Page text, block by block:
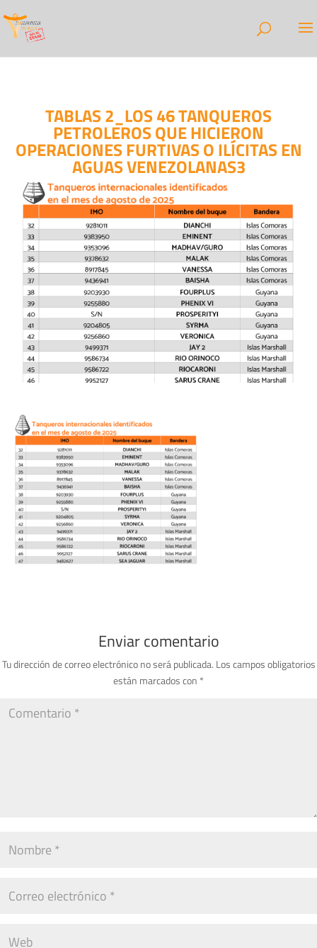
TABLAS 2_LOS 46 TANQUEROS
PETROLEROS QUE HICIERON
OPERACIONES FURTIVAS O ILÍCITAS EN
AGUAS VENEZOLANAS3
Enviar comentario
Tu dirección de correo electrónico no será publicada. Los campos obligatorios
están marcados con *